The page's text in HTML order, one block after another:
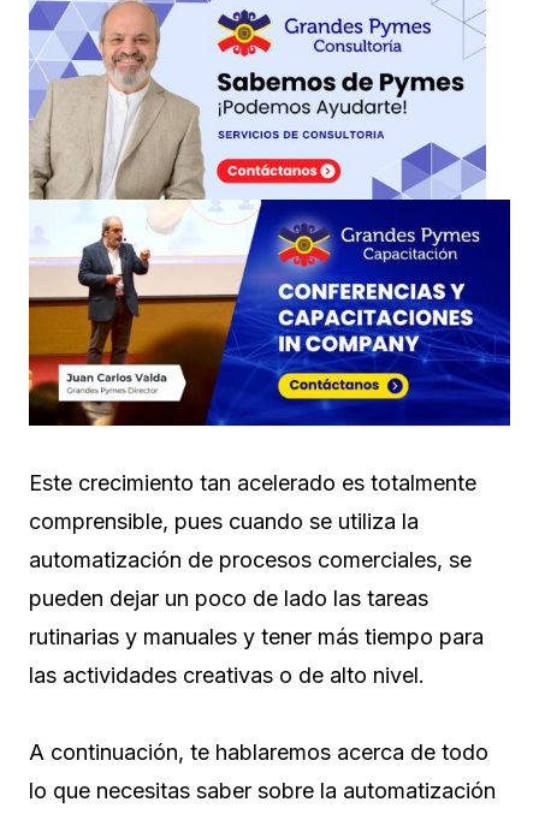
Este crecimiento tan acelerado es totalmente
comprensible, pues cuando se utiliza la
automatización de procesos comerciales, se
pueden dejar un poco de lado las tareas
rutinarias y manuales y tener más tiempo para
las actividades creativas o de alto nivel.
A continuación, te hablaremos acerca de todo
lo que necesitas saber sobre la automatización